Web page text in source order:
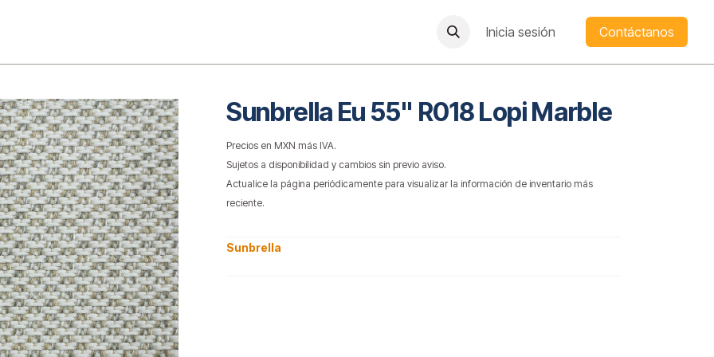
Inicia sesión Contáctanos
Sunbrella Eu 55" R018 Lopi Marble
Precios en MXN más IVA.
Sujetos a disponibilidad y cambios sin previo aviso.
Actualice la página periódicamente para visualizar la información de inventario más
reciente.
Sunbrella